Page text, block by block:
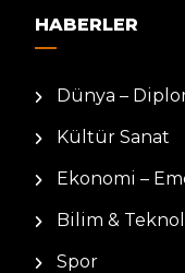
HABERLER
Dünya –
Kültür Sanat
Ekonomi –
Bilim &
Spor